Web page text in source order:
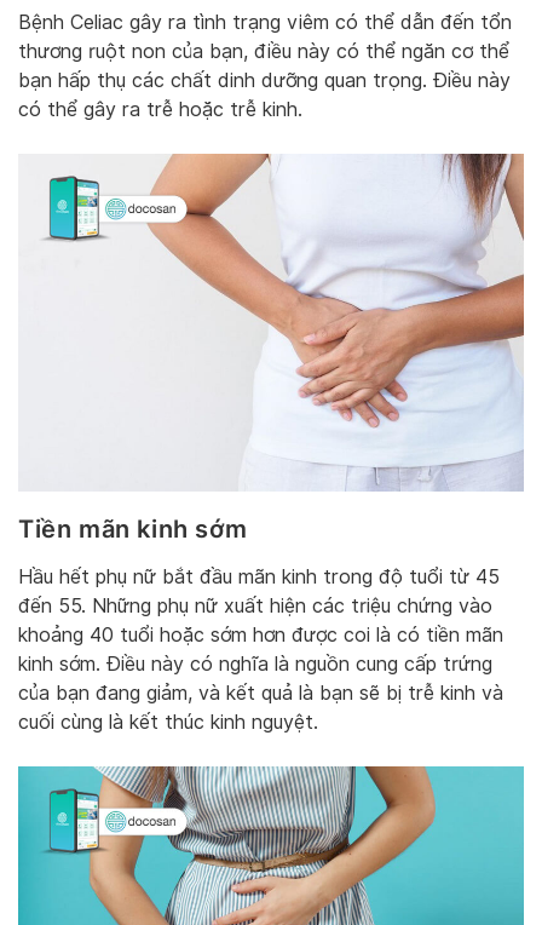
Bệnh Celiac gây ra tình trạng viêm có thể dẫn đến tổn
thương ruột non của bạn, điều này có thể ngăn cơ thể
bạn hấp thụ các chất dinh dưỡng quan trọng. Điều này
có thể gây ra trễ hoặc trễ kinh.
Tiền mãn kinh sớm
Hầu hết phụ nữ bắt đầu mãn kinh trong độ tuổi từ 45
đến 55. Những phụ nữ xuất hiện các triệu chứng vào
khoảng 40 tuổi hoặc sớm hơn được coi là có tiền mãn
kinh sớm. Điều này có nghĩa là nguồn cung cấp trứng
của bạn đang giảm, và kết quả là bạn sẽ bị trễ kinh và
cuối cùng là kết thúc kinh nguyệt.